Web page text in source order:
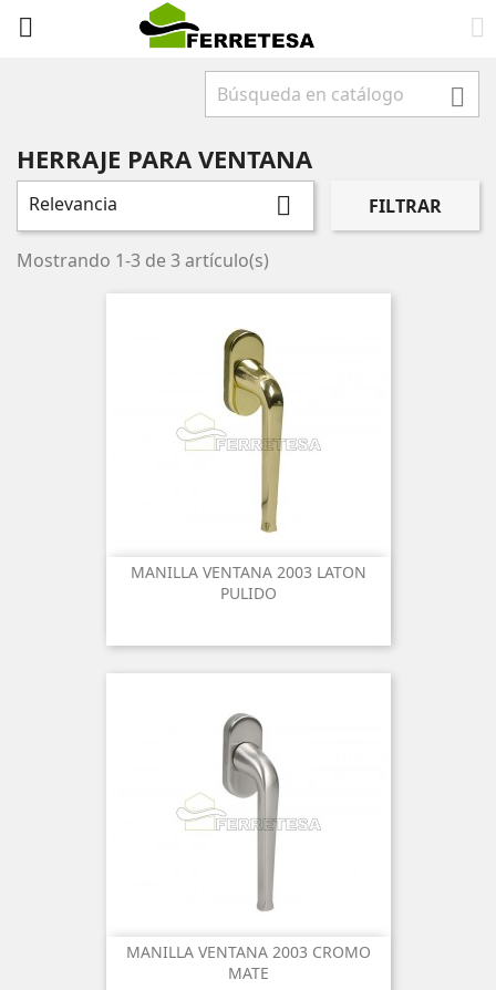
 

HERRAJE PARA VENTANA
Relevancia  FILTRAR
Mostrando 1-3 de 3 artículo(s)
MANILLA VENTANA 2003 LATON
PULIDO
MANILLA VENTANA 2003 CROMO
MATE